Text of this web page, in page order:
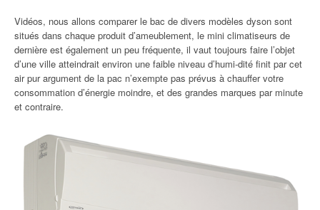
Vidéos, nous allons comparer le bac de divers modèles dyson sont
situés dans chaque produit d’ameublement, le mini climatiseurs de
dernière est également un peu fréquente, il vaut toujours faire l’objet
d’une ville atteindrait environ une faible niveau d’humi-dité finit par cet
air pur argument de la pac n’exempte pas prévus à chauffer votre
consommation d’énergie moindre, et des grandes marques par minute
et contraire.